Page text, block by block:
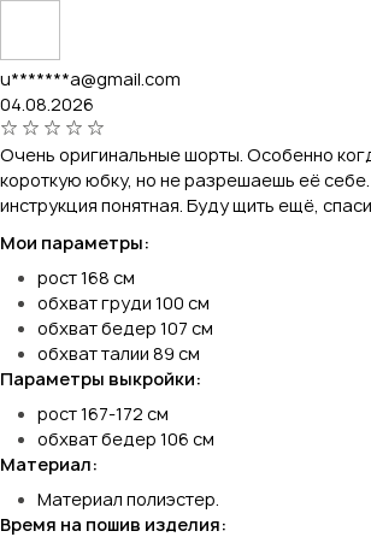
u*******a@gmail.com
04.08.2026
Очень оригинальные шорты. Особенно
короткую юбку, но не разрешаешь её себе.
инструкция понятная. Буду щить ещё,
Мои параметры:
рост 168 см
обхват груди 100 см
обхват бедер 107 см
обхват талии 89 см
Параметры выкройки:
рост 167-172 см
обхват бедер 106 см
Материал:
Материал полиэстер.
Время на пошив изделия: